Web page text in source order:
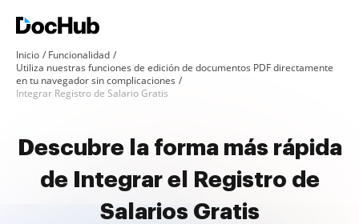
Inicio
Funcionalidad
Utiliza nuestras funciones de edición de documentos PDF directamente
en tu navegador sin complicaciones
Integrar Registro de Salario Gratis
Descubre la forma más rápida
de Integrar el Registro de
Salarios Gratis